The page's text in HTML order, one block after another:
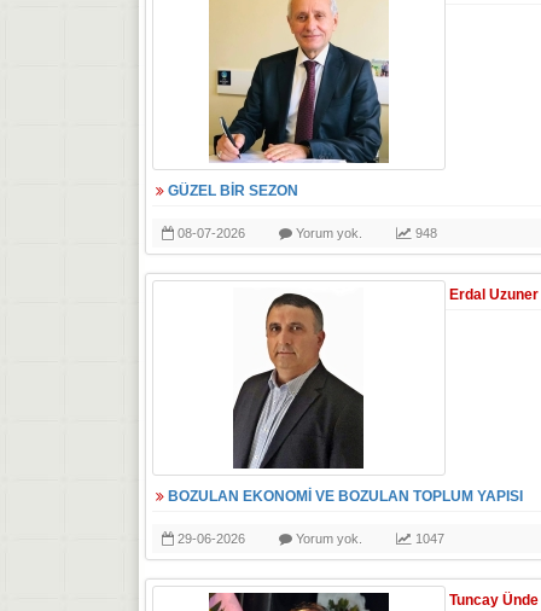
GÜZEL BİR SEZON
08-07-2026 Yorum yok. 948
Erdal Uzuner
BOZULAN EKONOMİ VE BOZULAN TOPLUM YAPISI
29-06-2026 Yorum yok. 1047
Tuncay Ünde